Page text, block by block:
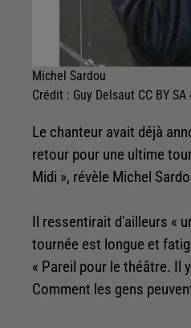
Michel Sardou
Crédit : Guy Delsaut CC BY SA
Le chanteur avait déjà
retour pour une ultime
Midi », révèle Michel
Il ressentirait d'ailleurs «
tournée est longue et
« Pareil pour le théâtre. Il
Comment les gens